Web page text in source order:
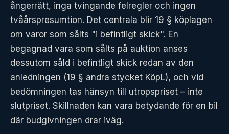
ångerrätt, inga tvingande felregler och ingen
tvåårspresumtion. Det centrala blir 19 § köplagen
om varor som sålts "i befintligt skick". En
begagnad vara som sålts på auktion anses
dessutom såld i befintligt skick redan av den
anledningen (19 § andra stycket KöpL), och vid
bedömningen tas hänsyn till utropspriset – inte
slutpriset. Skillnaden kan vara betydande för en bil
där budgivningen drar iväg.